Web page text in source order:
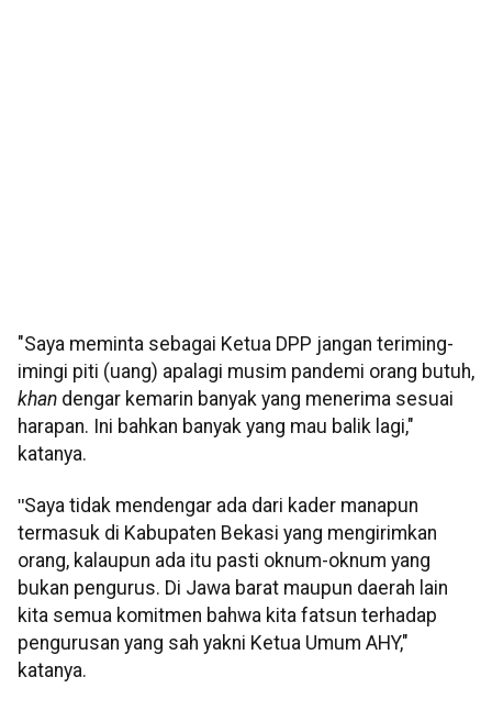
"Saya meminta sebagai Ketua DPP jangan teriming-
imingi piti (uang) apalagi musim pandemi orang butuh,
khan dengar kemarin banyak yang menerima sesuai
harapan. Ini bahkan banyak yang mau balik lagi,"
katanya.
"Saya tidak mendengar ada dari kader manapun
termasuk di Kabupaten Bekasi yang mengirimkan
orang, kalaupun ada itu pasti oknum-oknum yang
bukan pengurus. Di Jawa barat maupun daerah lain
kita semua komitmen bahwa kita fatsun terhadap
pengurusan yang sah yakni Ketua Umum AHY,"
katanya.